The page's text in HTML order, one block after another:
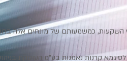
השקעות, כמשמעותם של מונחים אלה
קרנות נאמנות בע"מ העוסקת